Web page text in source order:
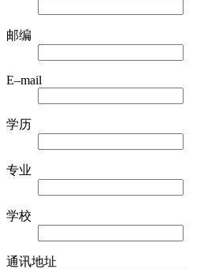
邮编
E–mail
学历
专业
学校
通讯地址